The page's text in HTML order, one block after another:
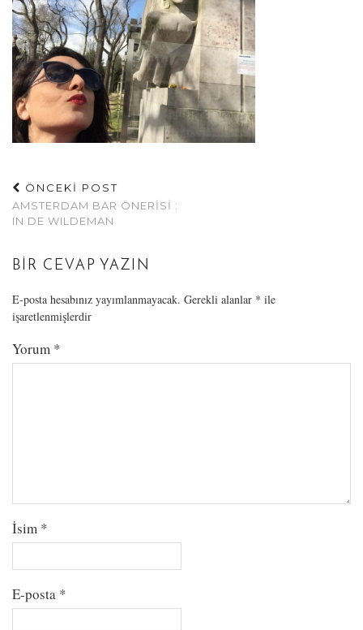
ÖNCEKİ POST
AMSTERDAM BAR ÖNERISI :
IN DE WILDEMAN
BIR CEVAP YAZIN
E-posta hesabınız yayımlanmayacak. Gerekli alanlar * ile
işaretlenmişlerdir
Yorum *
İsim *
E-posta *